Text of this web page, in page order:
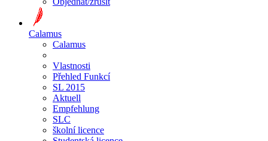
Calamus
Calamus
Vlastnosti
Přehled Funkcí
SL 2015
Aktuell
Empfehlung
SLC
školní licence